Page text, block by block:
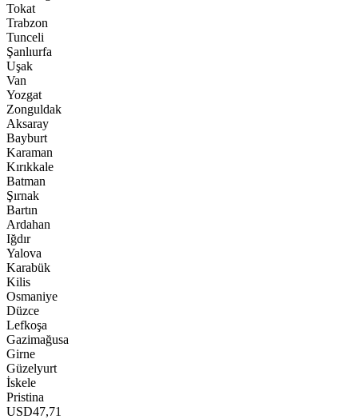
Tokat
Trabzon
Tunceli
Şanlıurfa
Uşak
Van
Yozgat
Zonguldak
Aksaray
Bayburt
Karaman
Kırıkkale
Batman
Şırnak
Bartın
Ardahan
Iğdır
Yalova
Karabük
Kilis
Osmaniye
Düzce
Lefkoşa
Gazimağusa
Girne
Güzelyurt
İskele
Pristina
USD47,71